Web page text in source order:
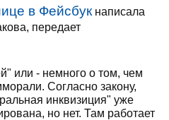
в Фейсбук написала
передает
или - немного о том, чем
Согласно закону,
инквизиция" уже
но нет. Там работает